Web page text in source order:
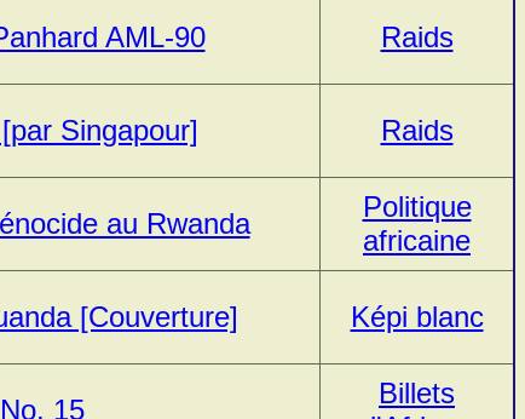
AML-90 Raids
Singapour] Raids
au Rwanda
Politique
africaine
[Couverture] Képi blanc
15
Billets